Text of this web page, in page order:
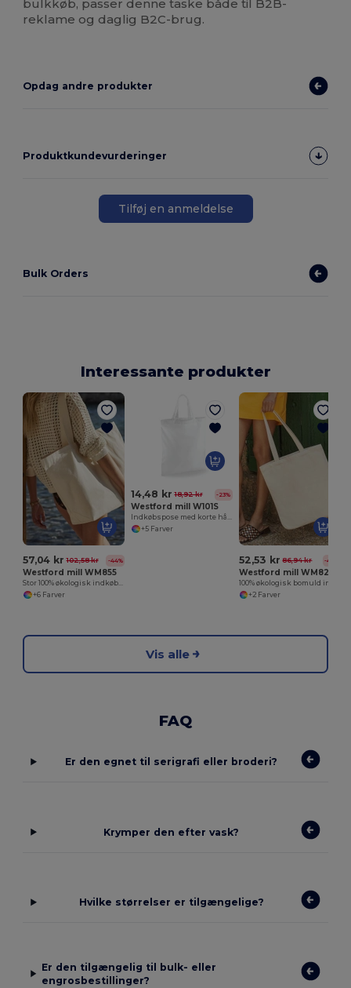
bulkkøb, passer denne taske både til B2B-
reklame og daglig B2C-brug.
Opdag andre produkter
Produktkundevurderinger
Tilføj en anmeldelse
Bulk Orders
Interessante produkter
57,04 kr 102,58 kr -44%
Westford mill WM855
Stor 100% økologisk indkøbspose
+6 Farver
14,48 kr 18,92 kr -23%
Westford mill W101S
Indkøbspose med korte håndtag
+5 Farver
52,53 kr 86,94 kr -40%
Westford mill WM821
+2 Farver
Vis alle
FAQ
Er den egnet til serigrafi eller broderi?
Krymper den efter vask?
Hvilke størrelser er tilgængelige?
Er den tilgængelig til bulk- eller
engrosbestillinger?